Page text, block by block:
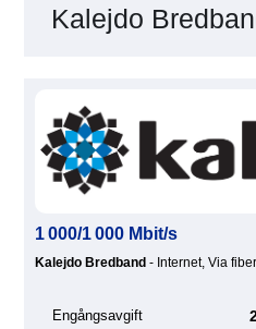
Kalejdo
1 000/1 000 Mbit/s
Kalejdo Bredband - Internet, Via fiber
Engångsavgift